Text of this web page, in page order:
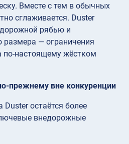
Вместе с тем в обычных
сглаживается. Duster
дорожной рябью и
размера — ограничения
по-настоящему жёстком
прежнему вне конкуренции
остаётся более
внедорожные